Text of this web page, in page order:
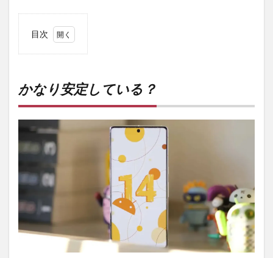
目次
定し
てい
る？
手数
要の
オン
ライ
ンシ
かなり安定している？